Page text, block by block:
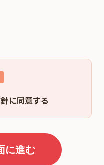
に同意する
に進む